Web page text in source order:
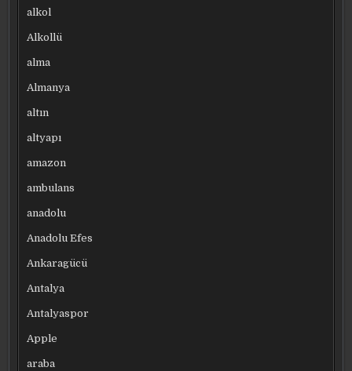
alkol
Alkollü
alma
Almanya
altın
altyapı
amazon
ambulans
anadolu
Anadolu Efes
Ankaragücü
Antalya
Antalyaspor
Apple
araba